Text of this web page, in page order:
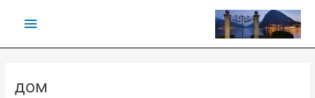
Menu
principale
дом